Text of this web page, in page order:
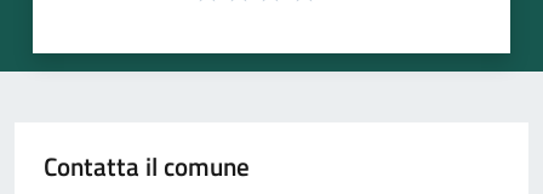
Contatta il comune